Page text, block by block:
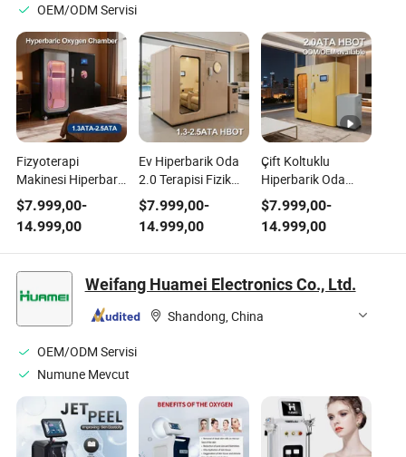
OEM/ODM Servisi
Fizyoterapi
Makinesi Hiperbarik
Oksijen Odası 2.0
Sert Ev Taşınabilir
İki Kişilik
Rehabilitasyon
Oksijen
Konsantratörü
Ekipman Terapisi
Cihazı Profesyonel
$7.999,00-
14.999,00
Ev Hiperbarik Oda
2.0 Terapisi Fizik
Tedavi Ekipmanları
Toptan Taşınabilir
Sert İki Kişilik
Rehabilitasyon
Konsantratörü
Makinesi
Profesyonel
$7.999,00-
14.999,00
Çift Koltuklu
Hiperbarik Oda
2.4ATM Oksijen
Konsantratörü
Makinesi Taşınabilir
Sert Ev Kişi
Fizyoterapi
Cihazı Profesyonel
$7.999,00-
14.999,00
Weifang Huamei Electronics Co., Ltd.
Shandong, China
OEM/ODM Servisi
Numune Mevcut